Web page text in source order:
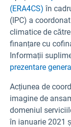
(ERA4CS) în
(IPC) a
climatice de
finanțare cu
Informații
prezentare
Acțiunea de
imagine de
domeniul
în ianuarie 2021